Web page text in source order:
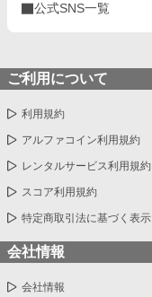
公式SNS一覧
ご利用について
利用規約
アルファコイン利用規約
レンタルサービス利用規約
スコア利用規約
特定商取引法に基づく表示
会社情報
会社情報